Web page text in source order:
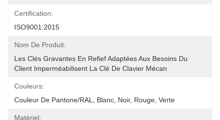
Certification:
ISO9001:2015
Nom De Produit:
Les Clés Gravantes En Refief Adaptées Aux Besoins Du
Client Imperméabilisent La Clé De Clavier Mécan
Couleurs:
Couleur De Pantone/RAL, Blanc, Noir, Rouge, Verte
Matériel: